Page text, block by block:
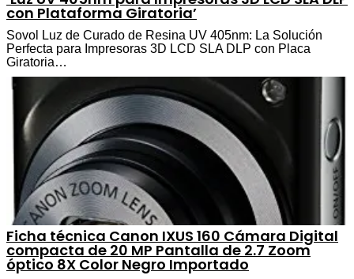
con Plataforma Giratoria’
Sovol Luz de Curado de Resina UV 405nm: La Solución
Perfecta para Impresoras 3D LCD SLA DLP con Placa
Giratoria…
Ficha técnica Canon IXUS 160 Cámara Digital
compacta de 20 MP Pantalla de 2.7 Zoom
óptico 8X Color Negro Importado